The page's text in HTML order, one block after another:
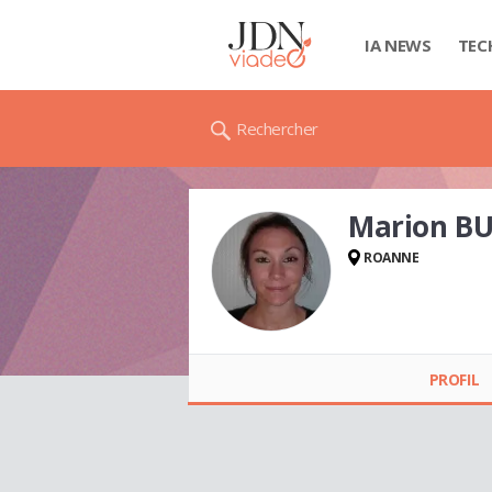
IA NEWS
Rechercher
BURNICHON
Marion
ROANNE
PROFIL